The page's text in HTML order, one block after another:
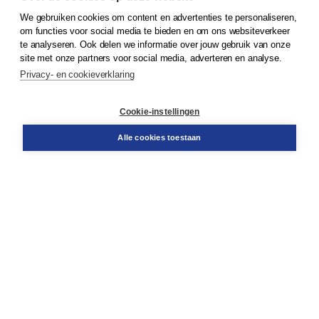
© 2026Koninklijke Boom uitgevers
Klantenservice
Service & informatie
Contact
We gebruiken cookies om content en advertenties te personaliseren,
om functies voor social media te bieden en om ons websiteverkeer
te analyseren. Ook delen we informatie over jouw gebruik van onze
site met onze partners voor social media, adverteren en analyse.
Privacy- en cookieverklaring
Cookie-instellingen
Alle cookies toestaan